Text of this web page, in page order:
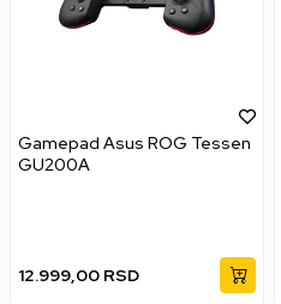
Gamepad Asus ROG Tessen
GU200A
12.999,00 RSD